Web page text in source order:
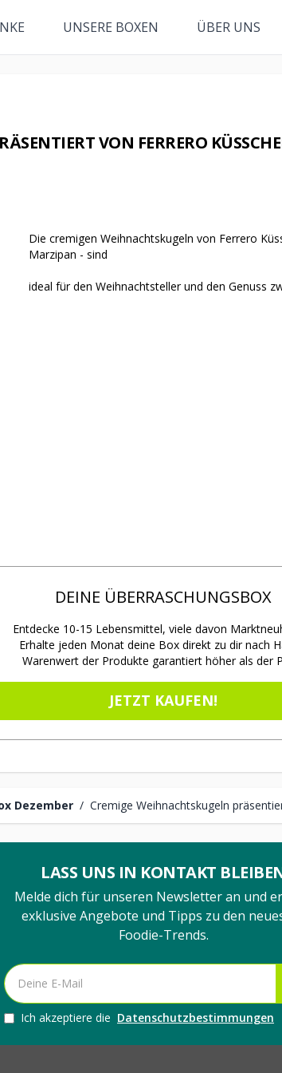
UNSERE BOXEN ÜBER UNS
Dezember / Cremige Weihnachtskugeln
VON FERRERO
Die cremigen Weihnachtskugeln von Ferrero
Marzipan - sind
ideal für den Weihnachtsteller und den Genuss
DEINE ÜBERRASCHUNGSBOX
Entdecke 10-15 Lebensmittel, viele davon
Erhalte jeden Monat deine Box direkt zu dir nach
Warenwert der Produkte garantiert höher als der
JETZT KAUFEN!
LASS UNS IN KONTAKT
Melde dich für unseren Newsletter an und
exklusive Angebote und Tipps zu den
Foodie-Trends.
Ich akzeptiere die Datenschutzbestimmungen